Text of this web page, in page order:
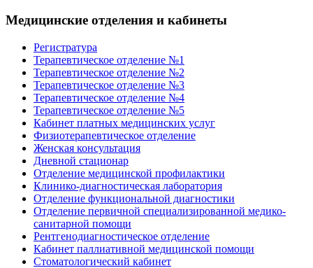
Медицинские отделения и кабинеты
Регистратура
Терапевтическое отделение №1
Терапевтическое отделение №2
Терапевтическое отделение №3
Терапевтическое отделение №4
Терапевтическое отделение №5
Кабинет платных медицинских услуг
Физиотерапевтическое отделение
Женская консультация
Дневной стационар
Отделение медицинской профилактики
Клинико-диагностическая лаборатория
Отделение функциональной диагностики
Отделение первичной специализированной медико-
санитарной помощи
Рентгенодиагностическое отделение
Кабинет паллиативной медицинской помощи
Стоматологический кабинет